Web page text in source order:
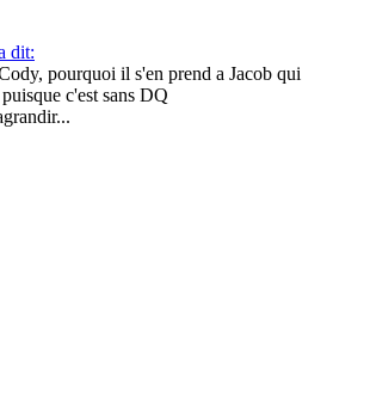
dit:
pourquoi il s'en prend a Jacob qui
c'est sans DQ